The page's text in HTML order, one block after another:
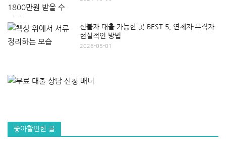
신불자 대출 가능한 곳 BEST 5, 연체자·무직자
현실적인 방법
2026-05-01
좋아할만한 글